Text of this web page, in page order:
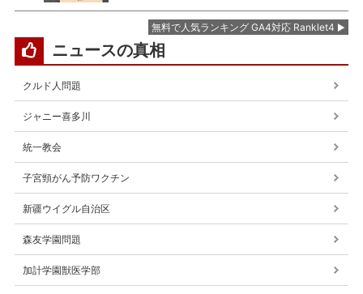
無料で人気ランキング GA4対応 Ranklet4
ニュースの真相
クルド人問題
ジャニー喜多川
統一教会
子宮頸がん予防ワクチン
新疆ウイグル自治区
森友学園問題
加計学園獣医学部